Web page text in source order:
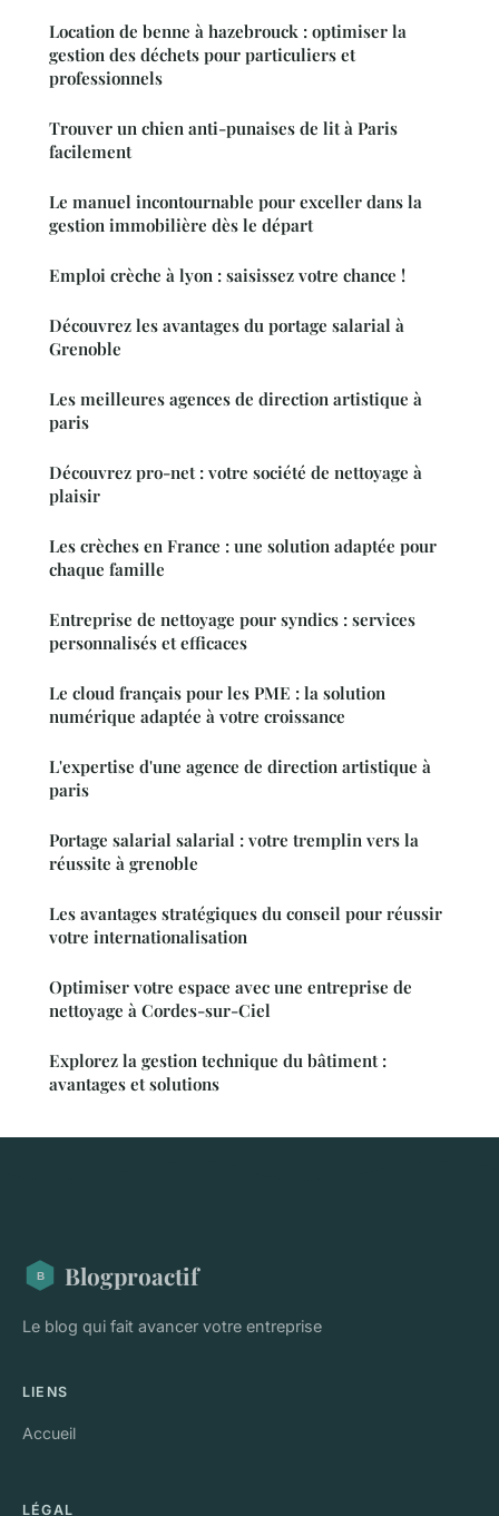
Location de benne à hazebrouck : optimiser la
gestion des déchets pour particuliers et
professionnels
Trouver un chien anti-punaises de lit à Paris
facilement
Le manuel incontournable pour exceller dans la
gestion immobilière dès le départ
Emploi crèche à lyon : saisissez votre chance !
Découvrez les avantages du portage salarial à
Grenoble
Les meilleures agences de direction artistique à
paris
Découvrez pro-net : votre société de nettoyage à
plaisir
Les crèches en France : une solution adaptée pour
chaque famille
Entreprise de nettoyage pour syndics : services
personnalisés et efficaces
Le cloud français pour les PME : la solution
numérique adaptée à votre croissance
L'expertise d'une agence de direction artistique à
paris
Portage salarial salarial : votre tremplin vers la
réussite à grenoble
Les avantages stratégiques du conseil pour réussir
votre internationalisation
Optimiser votre espace avec une entreprise de
nettoyage à Cordes-sur-Ciel
Explorez la gestion technique du bâtiment :
avantages et solutions
Blogproactif
Le blog qui fait avancer votre entreprise
LIENS
Accueil
LÉGAL